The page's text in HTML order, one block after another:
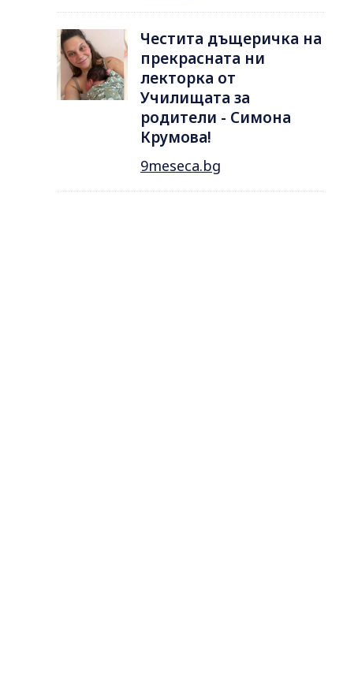
Честита дъщеричка на
прекрасната ни
лекторка от
Училищата за
родители - Симона
Крумова!
9meseca.bg